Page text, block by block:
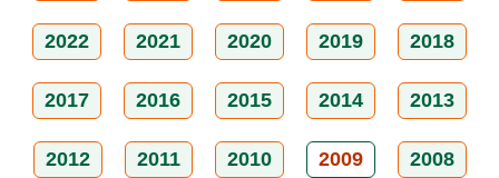
2022 2021 2020 2019 2018
2017 2016 2015 2014 2013
2012 2011 2010 2009 2008